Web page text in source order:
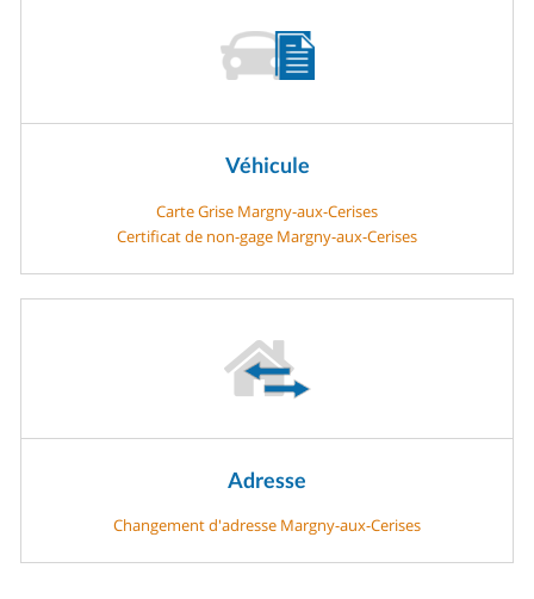
Véhicule
Carte Grise Margny-aux-Cerises
Certificat de non-gage Margny-aux-Cerises
Adresse
Changement d'adresse Margny-aux-Cerises